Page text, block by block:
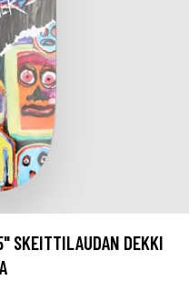
SKEITTILAUDAN DEKKI